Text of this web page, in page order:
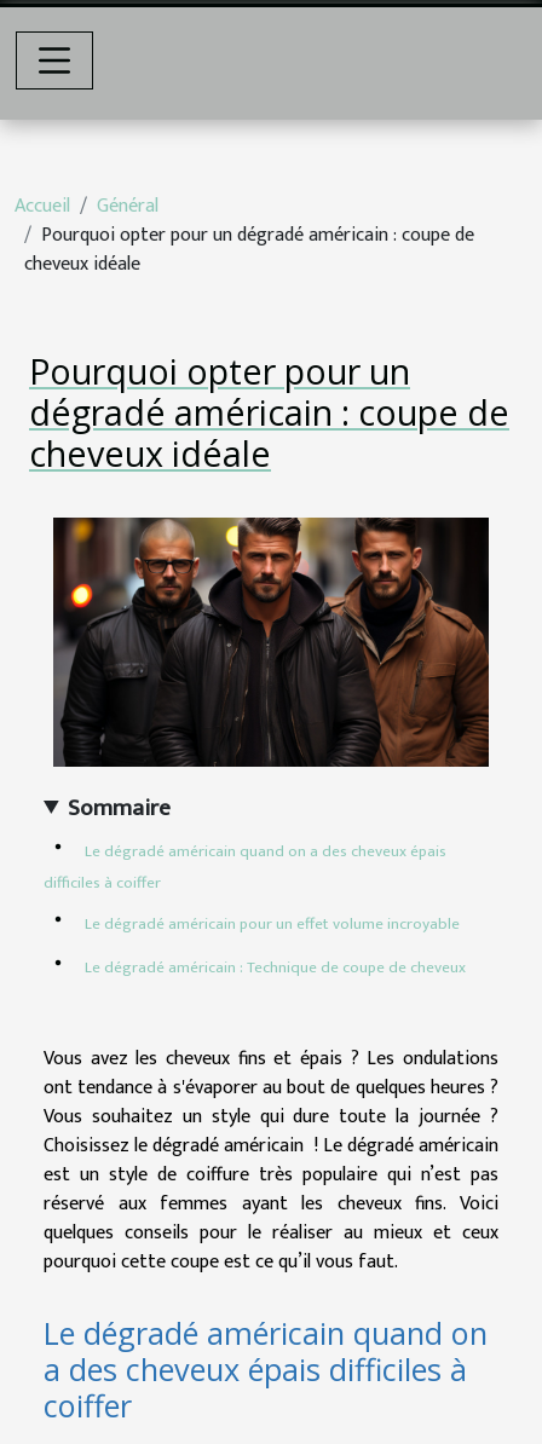
Accueil
Général
Pourquoi opter pour un dégradé américain : coupe de
cheveux idéale
Pourquoi opter pour un
dégradé américain : coupe de
cheveux idéale
Sommaire
Le dégradé américain quand on a des cheveux épais
difficiles à coiffer
Le dégradé américain pour un effet volume incroyable
Le dégradé américain : Technique de coupe de cheveux
Vous avez les cheveux fins et épais ? Les ondulations
ont tendance à s'évaporer au bout de quelques heures ?
Vous souhaitez un style qui dure toute la journée ?
Choisissez le dégradé américain ! Le dégradé américain
est un style de coiffure très populaire qui n’est pas
réservé aux femmes ayant les cheveux fins. Voici
quelques conseils pour le réaliser au mieux et ceux
pourquoi cette coupe est ce qu’il vous faut.
Le dégradé américain quand on
a des cheveux épais difficiles à
coiffer